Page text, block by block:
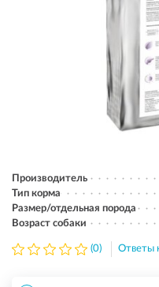
Производитель
Тип корма
Размер/отдельная порода
Возраст собаки
(0) Ответы